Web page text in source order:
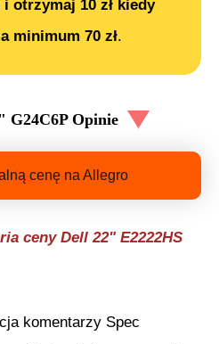
otrzymaj 10 zł kiedy
minimum 70 zł.
G24C6POpinie
cenę na Allegro
ceny Dell 22" E2222HS
komentarzy Spec